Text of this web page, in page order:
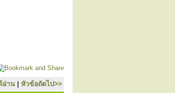
อ่าน | หัวข้อถัดไป>>